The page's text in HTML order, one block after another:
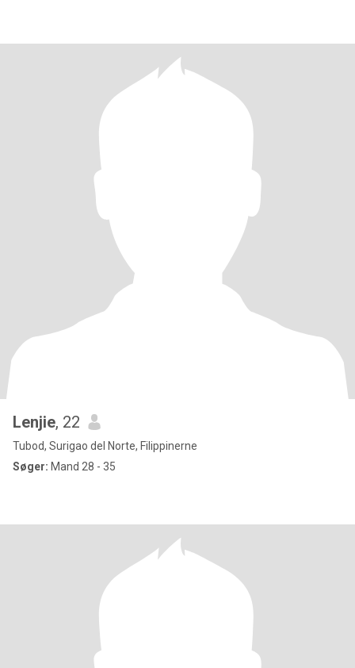
Lenjie, 22
Tubod, Surigao del Norte, Filippinerne
Søger: Mand 28 - 35